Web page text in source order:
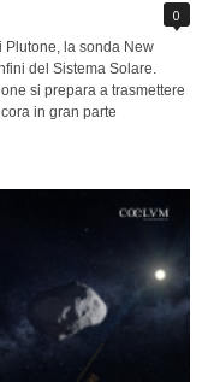
0
Plutone, la sonda New
del Sistema Solare.
si prepara a trasmettere
in gran parte